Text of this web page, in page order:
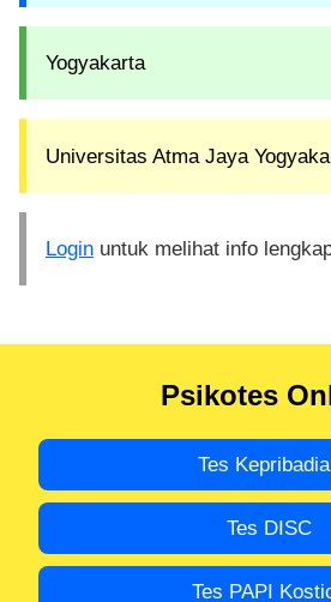
Yogyakarta
Universitas Atma Jaya
Login untuk melihat info
Psikotes
Tes
Tes DISC
Tes PAPI